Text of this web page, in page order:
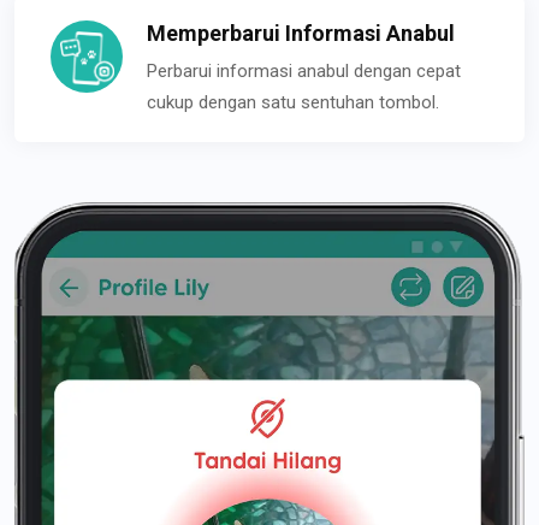
Memperbarui Informasi Anabul
Perbarui informasi anabul dengan cepat
cukup dengan satu sentuhan tombol.